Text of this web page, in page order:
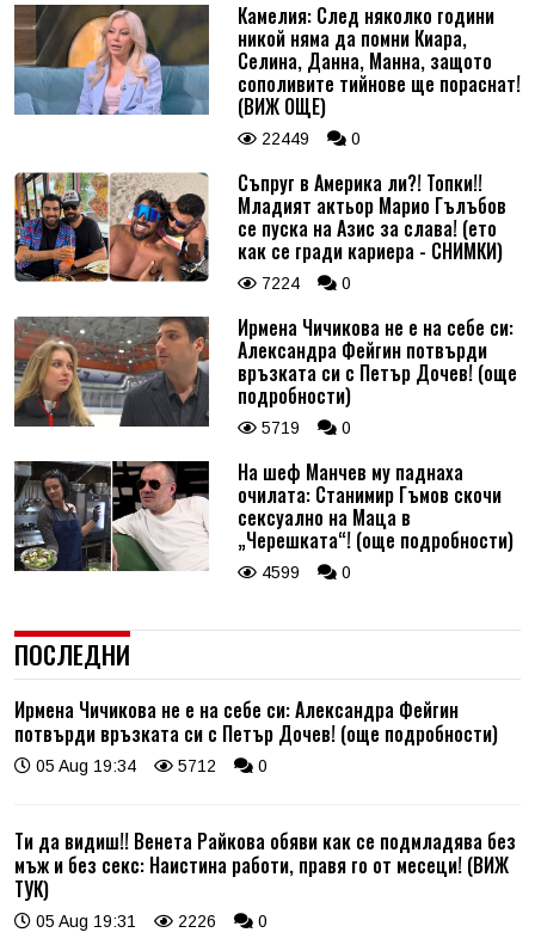
Камелия: След няколко години
никой няма да помни Киара,
Селина, Данна, Манна, защото
сополивите тийнове ще пораснат!
(ВИЖ ОЩЕ)
22449 0
Съпруг в Америка ли?! Топки!!
Младият актьор Марио Гълъбов
се пуска на Азис за слава! (ето
как се гради кариера - СНИМКИ)
7224 0
Ирмена Чичикова не е на себе си:
Александра Фейгин потвърди
връзката си с Петър Дочев! (още
подробности)
5719 0
На шеф Манчев му паднаха
очилата: Станимир Гъмов скочи
сексуално на Маца в
„Черешката“! (още подробности)
4599 0
ПОСЛЕДНИ
Ирмена Чичикова не е на себе си: Александра Фейгин
потвърди връзката си с Петър Дочев! (още подробности)
05 Aug 19:34 5712 0
Ти да видиш!! Венета Райкова обяви как се подмладява без
мъж и без секс: Наистина работи, правя го от месеци! (ВИЖ
ТУК)
05 Aug 19:31 2226 0